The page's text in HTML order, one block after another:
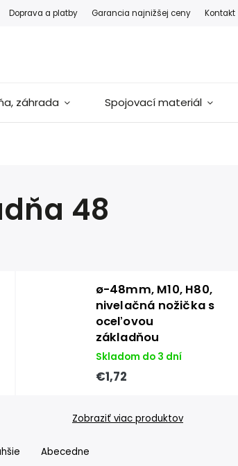
Doprava a platby Garancia najnižšej ceny Kontakt
záhrada Spojovací materiál
48
ø-48mm, M10, H80,
nivelačná nožička s
oceľovou
základňou
Skladom do 3 dní
€1,72
Zobraziť viac produktov
Abecedne